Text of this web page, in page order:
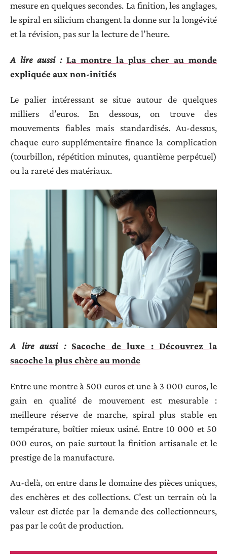
mesure en quelques secondes. La finition, les anglages,
le spiral en silicium changent la donne sur la longévité
et la révision, pas sur la lecture de l’heure.
A lire aussi : La montre la plus cher au monde
expliquée aux non-initiés
Le palier intéressant se situe autour de quelques
milliers d’euros. En dessous, on trouve des
mouvements fiables mais standardisés. Au-dessus,
chaque euro supplémentaire finance la complication
(tourbillon, répétition minutes, quantième perpétuel)
ou la rareté des matériaux.
A lire aussi : Sacoche de luxe : Découvrez la
sacoche la plus chère au monde
Entre une montre à 500 euros et une à 3 000 euros, le
gain en qualité de mouvement est mesurable :
meilleure réserve de marche, spiral plus stable en
température, boîtier mieux usiné. Entre 10 000 et 50
000 euros, on paie surtout la finition artisanale et le
prestige de la manufacture.
Au-delà, on entre dans le domaine des pièces uniques,
des enchères et des collections. C’est un terrain où la
valeur est dictée par la demande des collectionneurs,
pas par le coût de production.